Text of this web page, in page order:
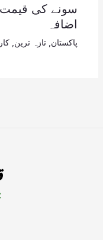
سونے کی قیمت
اضافہ
پاکستان, تازہ ترین,